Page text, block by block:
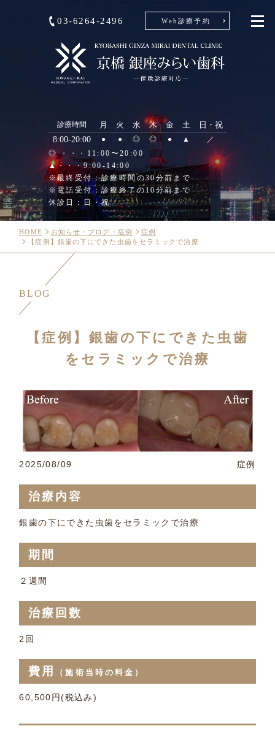
03-6264-2496 Web診療予約
診療時間 月 火 水 木 金 土
日・祝
8:00-20:00
● ● ◎ ◎ ● ▲
／
◎ ・・・11:00〜20:00
▲・・・9:00-14:00
※最終受付：診療時間の30分前まで
※電話受付：診療終了の10分前まで
休診日：日・祝
HOME お知らせ・ブログ・症例
症例
【症例】銀歯の下にできた虫歯をセラミックで治療
BLOG
【症例】銀歯の下にできた虫歯
をセラミックで治療
2025/08/09 症例
治療内容
銀歯の下にできた虫歯をセラミックで治療
期間
２週間
治療回数
2回
費用 （施術当時の料金）
60,500円(税込み)